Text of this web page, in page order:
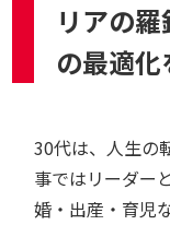
リアの
の最適化
30代は、人生の
事ではリーダー
婚・出産・育児